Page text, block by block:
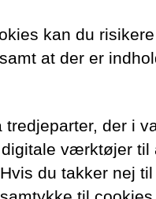
kan du
at der er
der i
værktøjer til
du takker nej